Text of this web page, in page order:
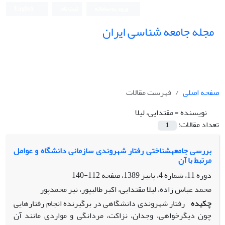
مجله جامعه شناسی ایران
صفحه اصلی
فهرست مقالات
نویسنده =مقتدایى، لیلا
تعداد مقالات:
1
بررسى جامعهشناختى رفتار شهروندى سازمانى دانشگاه و عوامل
مرتبط با آن
دوره 11، شماره 4، پاییز 1389، صفحه
112-140
محمد عباس زاده، لیلا مقتدایى، اکبر طالبپور، نیر محمدپور
چکیده رفتار شهروندى دانشگاهى در برگیرنده انجام رفتارهایى
چون دیگرخواهى، وجدان، نزاکت، مردانگى و مواردى مانند آن